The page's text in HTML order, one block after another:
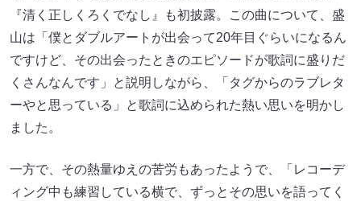
『清く正しくろくでなし』も初披露。この曲について、盛
山は「僕とダブルアートが出会って20年目ぐらいになるん
ですけど、その出会ったときのエピソードが歌詞に盛りだ
くさんなんです」と説明しながら、「タグからのラブレタ
ーやと思っている」と歌詞に込められた熱い思いを明かし
ました。
一方で、その熱量ゆえの苦労もあったようで、「レコーデ
ィング中も練習している横で、ずっとその思いを語ってく